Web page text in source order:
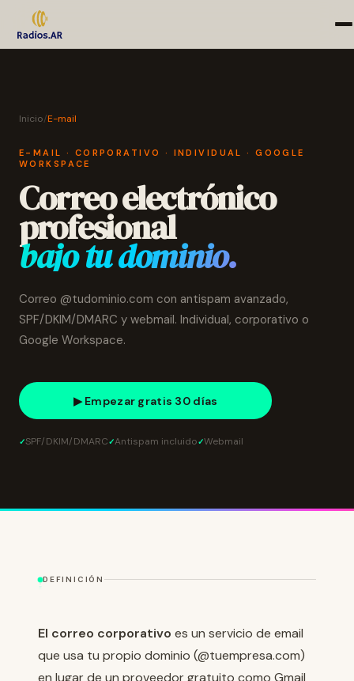
Inicio/E-mail
E-MAIL · CORPORATIVO · INDIVIDUAL · GOOGLE
WORKSPACE
Correo electrónico
profesional
bajo tu dominio.
Correo @tudominio.com con antispam avanzado,
SPF/DKIM/DMARC y webmail. Individual, corporativo o
Google Workspace.
▶ Empezar gratis 30 días
SPF/DKIM/DMARC Antispam incluido Webmail
DEFINICIÓN
El correo corporativo es un servicio de email
que usa tu propio dominio (@tuempresa.com)
en lugar de un proveedor gratuito como Gmail